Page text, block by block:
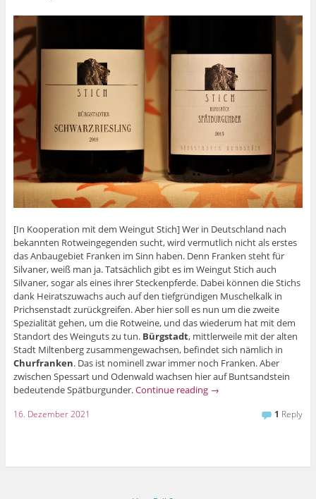
[In Kooperation mit dem Weingut Stich] Wer in Deutschland nach
bekannten Rotweingegenden sucht, wird vermutlich nicht als erstes
das Anbaugebiet Franken im Sinn haben. Denn Franken steht für
Silvaner, weiß man ja. Tatsächlich gibt es im Weingut Stich auch
Silvaner, sogar als eines ihrer Steckenpferde. Dabei können die Stichs
dank Heiratszuwachs auch auf den tiefgründigen Muschelkalk in
Prichsenstadt zurückgreifen. Aber hier soll es nun um die zweite
Spezialität gehen, um die Rotweine, und das wiederum hat mit dem
Standort des Weinguts zu tun. Bürgstadt, mittlerweile mit der alten
Stadt Miltenberg zusammengewachsen, befindet sich nämlich in
Churfranken. Das ist nominell zwar immer noch Franken. Aber
zwischen Spessart und Odenwald wachsen hier auf Buntsandstein
bedeutende Spätburgunder.Continue reading →
16. Dezember 2021 1 Reply